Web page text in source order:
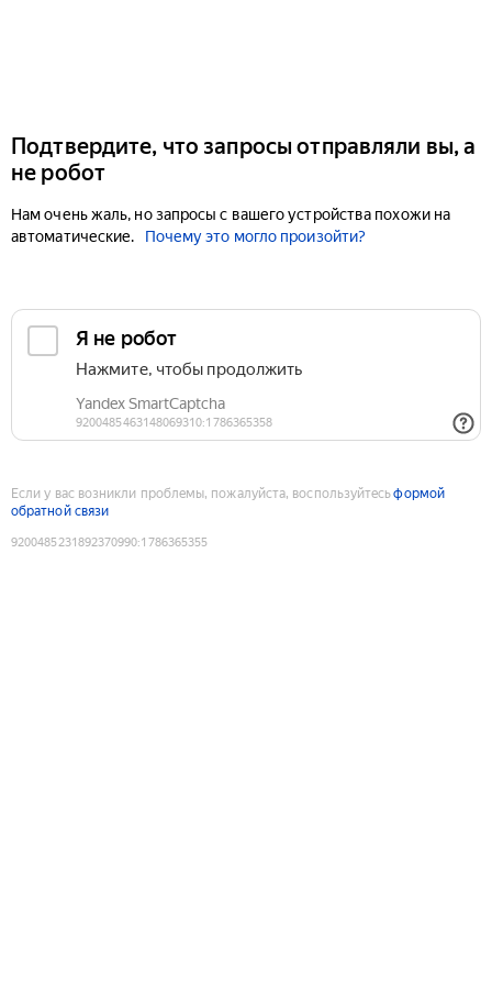
Подтвердите, что запросы отправляли вы, а
не робот
Нам очень жаль, но запросы с вашего устройства похожи на
автоматические.
Почему это могло произойти?
Если у вас возникли проблемы, пожалуйста, воспользуйтесьформой
обратной связи
9200485231892370990:1786365355